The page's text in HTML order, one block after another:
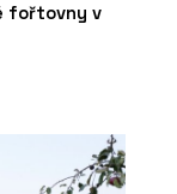
fořtovny v